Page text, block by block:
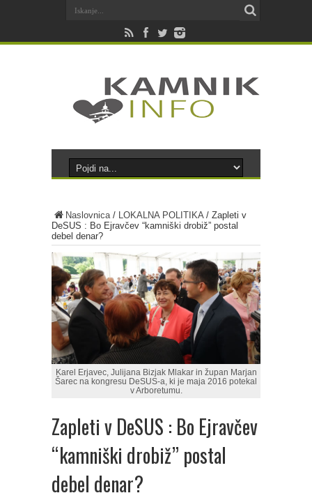
Naslovnica/ LOKALNA POLITIKA/ Zapleti v
DeSUS : Bo Ejravčev “kamniški drobiž” postal
debel denar?
Karel Erjavec, Julijana Bizjak Mlakar in župan Marjan
Šarec na kongresu DeSUS-a, ki je maja 2016 potekal
v Arboretumu.
Zapleti v DeSUS : Bo Ejravčev
“kamniški drobiž” postal
debel denar?